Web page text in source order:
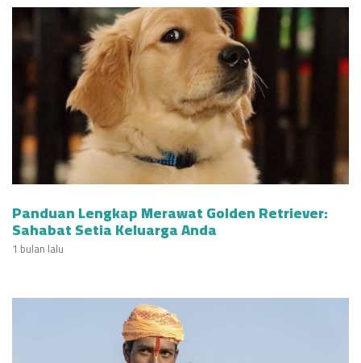
Panduan Lengkap Merawat Golden Retriever:
Sahabat Setia Keluarga Anda
1 bulan lalu